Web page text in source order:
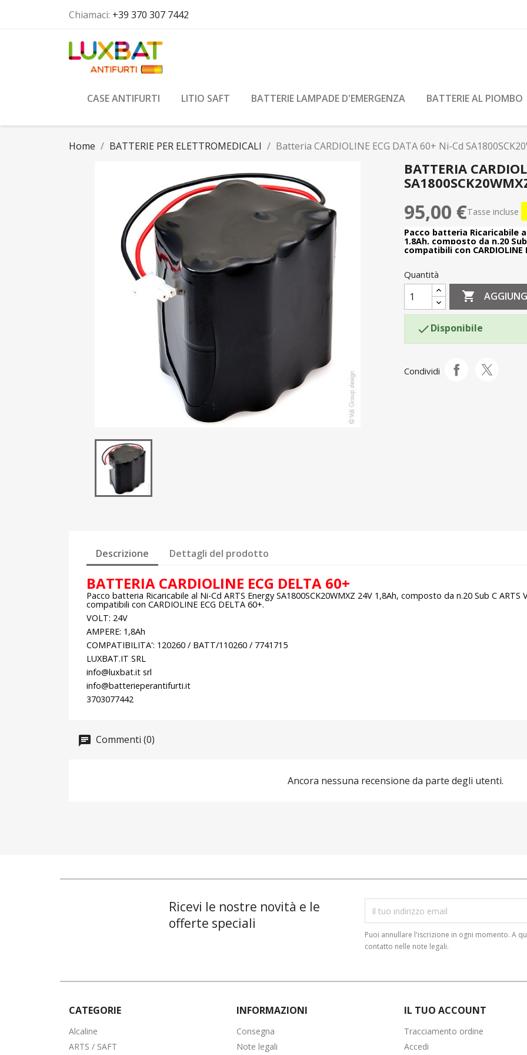
Chiamaci: +39 370 307 7442
CASE ANTIFURTI LITIO SAFT BATTERIE LAMPADE D'EMERGENZA BATTERIE AL PIOMBO
Home BATTERIE PER ELETTROMEDICALI Batteria CARDIOLINE ECG DATA 60+ Ni-Cd
BATTERIA
95,00 €Tasse incluse
Pacco batteria Ricaricabile al
1,8Ah, composto da n.20
compatibili con CARDIOLINE
Quantità

Disponibile
Condividi
Descrizione Dettagli del prodotto
BATTERIA CARDIOLINE ECG DELTA 60+
Pacco batteria Ricaricabile al Ni-Cd ARTS Energy SA1800SCK20WMXZ 24V 1,8Ah, composto da n.20 Sub C
compatibili con CARDIOLINE ECG DELTA 60+.
VOLT: 24V
AMPERE: 1,8Ah
COMPATIBILITA': 120260 / BATT/110260 / 7741715
LUXBAT.IT SRL
info@luxbat.it srl
info@batterieperantifurti.it
3703077442
Commenti (0)
Ancora nessuna recensione da parte degli utenti.
Ricevi le nostre novità e le
offerte speciali
Puoi annullare l'iscrizione in ogni momento. A
contatto nelle note legali.
CATEGORIE
Alcaline
ARTS / SAFT
INFORMAZIONI
Consegna
Note legali
IL TUO ACCOUNT
Tracciamento ordine
Accedi